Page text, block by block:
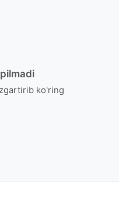
ko'ring